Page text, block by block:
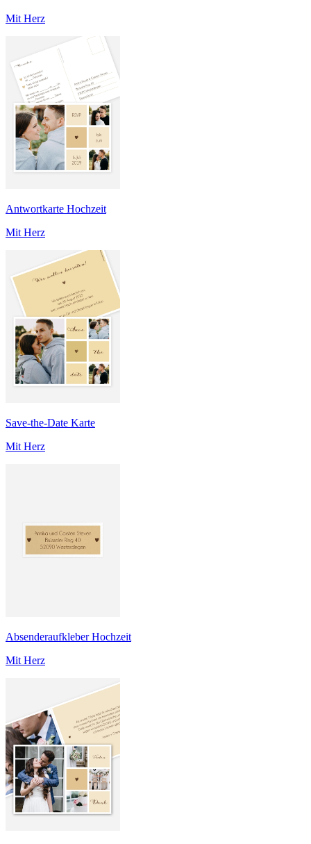
Mit Herz
Antwortkarte Hochzeit
Mit Herz
Save-the-Date Karte
Mit Herz
Absenderaufkleber Hochzeit
Mit Herz